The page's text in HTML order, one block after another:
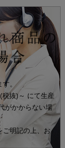
す。
抜)～ にて生産
がかからない場
ご明記の上、お